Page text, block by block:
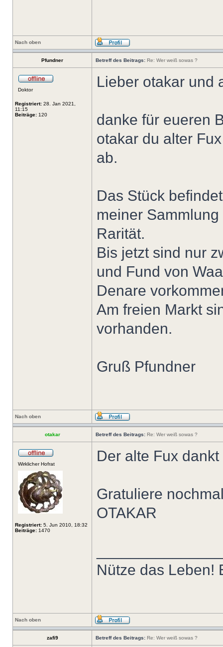
Nach oben
Pfundner Betreff des Beitrags: Re: Wer weiß sowas ?
Doktor
Registriert: 28. Jan 2021,
11:15
Beiträge: 120
Lieber otakar und
danke für eueren
otakar du alter
ab.
Das Stück
meiner
Rarität.
Bis jetzt sind nur
und Fund von
Denare
Am freien Markt
vorhanden.
Gruß Pfundner
Nach oben
otakar Betreff des Beitrags: Re: Wer weiß sowas ?
Wirklicher Hofrat
Registriert: 5. Jun 2010, 18:32
Beiträge: 1470
Der alte Fux
Gratuliere
OTAKAR
Nütze das Leben!
Nach oben
zafi9 Betreff des Beitrags: Re: Wer weiß sowas ?